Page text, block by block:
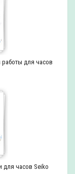
для часов
для часов Seiko